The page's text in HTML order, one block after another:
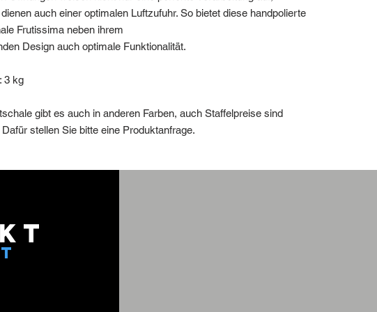
auch einer optimalen Luftzufuhr. So bietet diese handpolierte
Frutissima neben ihrem
Design auch optimale Funktionalität.
3 kg
gibt es auch in anderen Farben, auch Staffelpreise sind
stellen Sie bitte eine Produktanfrage.